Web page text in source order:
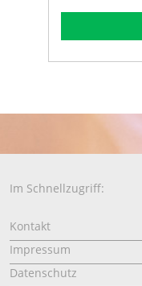
Im Schnellzugriff:
Kontakt
Impressum
Datenschutz